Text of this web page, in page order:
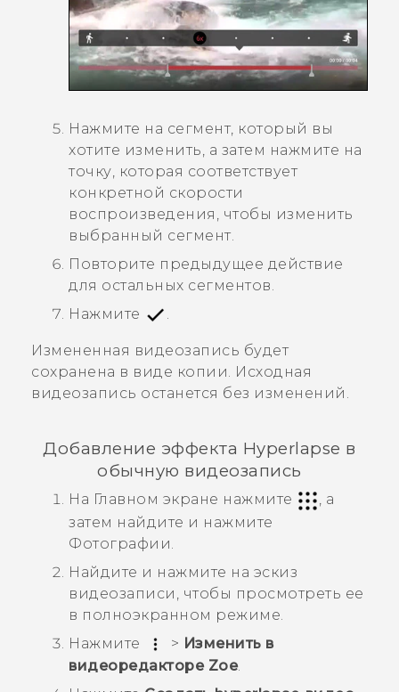
Нажмите на сегмент, который вы
хотите изменить, а затем нажмите на
точку, которая соответствует
конкретной скорости
воспроизведения, чтобы изменить
выбранный сегмент.
Повторите предыдущее действие
для остальных сегментов.
Нажмите
Измененная видеозапись будет
сохранена в виде копии. Исходная
видеозапись останется без изменений.
Добавление эффекта Hyperlapse в
обычную видеозапись
На Главном экране нажмите
, а
затем найдите и нажмите
Фотографии
Найдите и нажмите на эскиз
видеозаписи, чтобы просмотреть ее
в полноэкранном режиме.
Нажмите
> Изменить в
видеоредакторе Zoe.